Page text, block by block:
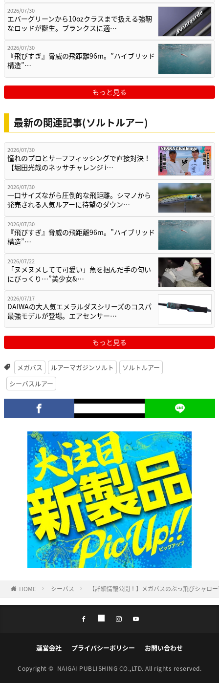
2026/07/30
エバーグリーンから10ozクラスまで扱える強靭
なロッドが誕生。ブランクスに適…
2026/07/30
『飛びすぎ』脅威の飛距離96m。”ハイブリッド
構造”…
もっと見る
最新の関連記事(ソルトルアー)
2026/07/30
憧れのプロとサーフフィッシングで直接対決！
【堀田光哉のネッサチャレンジ i…
2026/07/30
一口サイズながら圧倒的な飛距離。シマノから
発売される人気ルアーに待望のダウン…
2026/07/30
『飛びすぎ』脅威の飛距離96m。”ハイブリッド
構造”…
2026/07/22
「ヌメヌメしてて可愛い」魚を掴んだ手の匂い
にびっくり…”美少女&…
2026/07/17
DAIWAの大人気エメラルダスシリーズのコスパ
最強モデルが登場。エアセンサー…
もっと見る
メガバス ルアーマガジンソルト
ソルトルアー
シーバスルアー
HOME シーバス 【詳細情報公開！】メガバスのぶっ飛びシャロ
運営会社 プライバシーポリシー お問い合わせ
Copyright © NAIGAI PUBLISHING CO.,LTD. All rights reserved.